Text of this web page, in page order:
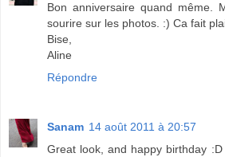
Bon anniversaire quand même.
sourire sur les photos. :) Ca fait
Bise,
Aline
Répondre
Sanam 14 août 2011 à 20:57
Great look, and happy birthday